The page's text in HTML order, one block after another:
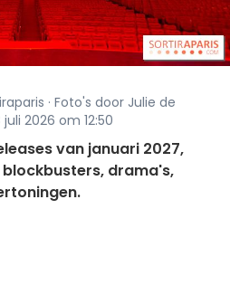
· Foto's door Julie de
2026 om 12:50
van januari 2027,
drama's,